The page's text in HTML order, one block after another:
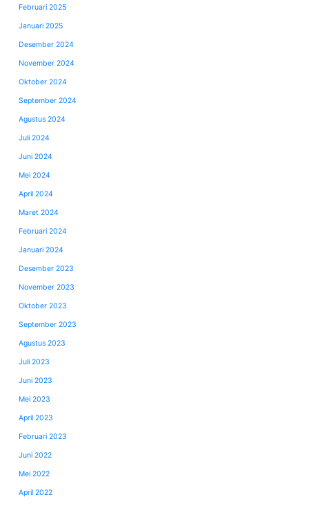
Februari 2025
Januari 2025
Desember 2024
November 2024
Oktober 2024
September 2024
Agustus 2024
Juli 2024
Juni 2024
Mei 2024
April 2024
Maret 2024
Februari 2024
Januari 2024
Desember 2023
November 2023
Oktober 2023
September 2023
Agustus 2023
Juli 2023
Juni 2023
Mei 2023
April 2023
Februari 2023
Juni 2022
Mei 2022
April 2022